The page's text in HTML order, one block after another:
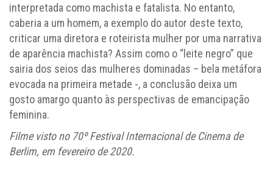
interpretada como machista e fatalista. No entanto,
caberia a um homem, a exemplo do autor deste texto,
criticar uma diretora e roteirista mulher por uma narrativa
de aparência machista? Assim como o “leite negro” que
sairia dos seios das mulheres dominadas – bela metáfora
evocada na primeira metade -, a conclusão deixa um
gosto amargo quanto às perspectivas de emancipação
feminina.
Filme visto no 70º Festival Internacional de Cinema de
Berlim, em fevereiro de 2020.